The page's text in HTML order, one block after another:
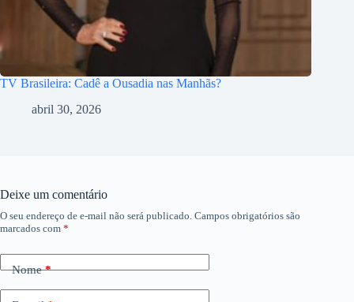
TV Brasileira: Cadê a Ousadia nas Manhãs?
abril 30, 2026
Deixe um comentário
O seu endereço de e-mail não será publicado. Campos obrigatórios são
marcados com *
Nome*